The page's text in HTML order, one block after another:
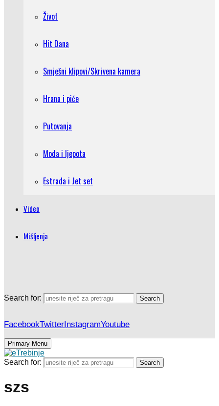
Život
Hit Dana
Smješni klipovi/Skrivena kamera
Hrana i piće
Putovanja
Moda i ljepota
Estrada i Jet set
Video
Mišljenja
Search for: Search
FacebookTwitterInstagramYoutube
Primary Menu
Search for: Search
szs